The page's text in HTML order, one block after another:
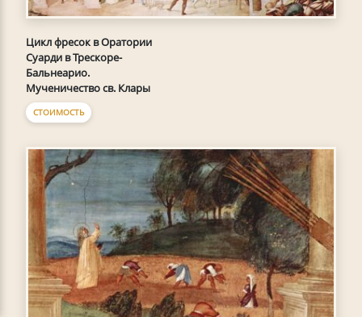
Цикл фресок в Оратории
Суарди в Трескоре-
Бальнеарио.
Мученичество св. Клары
СТОИМОСТЬ